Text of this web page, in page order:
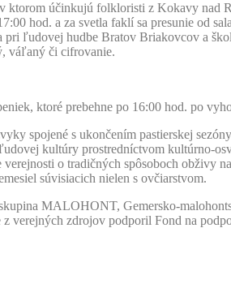
ktorom účinkujú folkloristi z Kokavy nad
hod. a za svetla faklí sa presunie od
ľudovej hudbe Bratov Briakovcov a
váľaný či cifrovanie.
ktoré prebehne po 16:00 hod. po
spojené s ukončením pastierskej
kultúry prostredníctvom kultúrno-
o tradičných spôsoboch obživy
súvisiacich nielen s ovčiarstvom.
MALOHONT, Gemersko-
verejných zdrojov podporil Fond na